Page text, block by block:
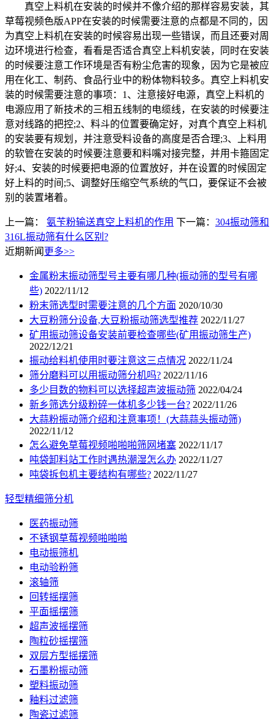
真空上料机在安装的时候并不像介绍的那样容易安装，其
草莓视频色版APP在安装的时候需要注意的点都是不同的，因
为真空上料机在安装的时候容易出现一些错误，而且还要对周
边环境进行检查，看看是否适合真空上料机安装，同时在安装
的时候要注意工作环境是否有粉尘危害的现象，因为它是被应
用在化工、制药、食品行业中的粉体物料较多。真空上料机安
装的时候需要注意的事项：1、注意接好电源，真空上料机的
电源应用了新技术的三相五线制的电缆线，在安装的时候要注
意对线路的把控;2、料斗的位置要确定好，对真个真空上料机
的安装要有规划，并注意受料设备的高度是否合理;3、上料用
的软管在安装的时候要注意要和料嘴对接完整，并用卡箍固定
好;4、安装的时候要把电源的位置放好，并在设置的时候固定
好上料的时间;5、调整好压缩空气系统的气口，要保证不会被
别的装置堵着。
上一篇： 氨苄粉输送真空上料机的作用 下一篇： 304振动筛和
316L振动筛有什么区别?
近期新闻 更多>>
金属粉末振动筛型号主要有哪几种(振动筛的型号有哪
些) 2022/11/12
粉末筛选型时需要注意的几个方面 2020/10/30
大豆粉筛分设备,大豆粉振动筛选型推荐 2022/11/27
矿用振动筛设备安装前要检查哪些(矿用振动筛生产)
2022/12/21
振动给料机使用时要注意这三点情况 2022/11/24
筛分磨料可以用振动筛分机吗? 2022/11/16
多少目数的物料可以选择超声波振动筛 2022/04/24
新乡筛选分级粉碎一体机多少钱一台? 2022/11/26
大蒜粉振动筛介绍和注意事项！(大蒜蒜头振动筛)
2022/11/12
怎么避免草莓视频啪啪啪筛网堵塞 2022/11/17
吨袋卸料站工作时遇热潮湿怎么办 2022/11/27
吨袋拆包机主要结构有哪些? 2022/11/27
轻型精细筛分机
医药振动筛
不锈钢草莓视频啪啪啪
电动振筛机
电动验粉筛
滚轴筛
回转摇摆筛
平面摇摆筛
超声波摇摆筛
陶粒砂摇摆筛
双层方型摇摆筛
石墨粉振动筛
塑料振动筛
釉料过滤筛
陶瓷过滤筛